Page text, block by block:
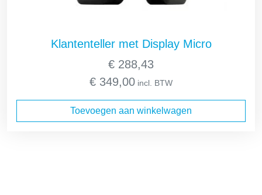
Klantenteller met Display Micro
€ 288,43
€ 349,00 incl. BTW
Toevoegen aan winkelwagen